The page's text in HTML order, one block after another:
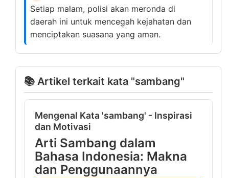
Setiap malam, polisi akan meronda di
daerah ini untuk mencegah kejahatan dan
menciptakan suasana yang aman.
📚 Artikel terkait kata "sambang"
Mengenal Kata 'sambang' - Inspirasi
dan Motivasi
Arti Sambang dalam
Bahasa Indonesia: Makna
dan Penggunaannya